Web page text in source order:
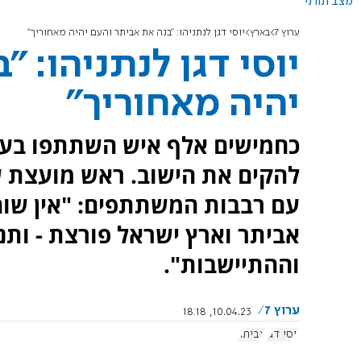
ערוץ 7 בארץ יוסי דגן לנתניהו: "בנה את אביתר והעם יהיה מאחוריך"
יוסי דגן
יהיה מאחוריך"
כחמישים אלף איש השתתפו
להקים את הישוב. ראש מועצת
עם רבבות המשתתפים: "אין
אביתר וארץ ישראל פורצת -
וההתיישבות".
ערוץ 7
10.04.23, 18:18
יוסי דגן אביתר